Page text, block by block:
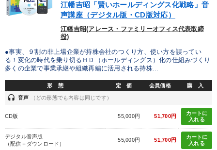
江幡吉昭「賢いホールディングス化戦略」音
声講座（デジタル版・CD版対応）
江幡吉昭(アレース・ファミリーオフィス代表取締
役)
●事実、９割の非上場企業が持株会社のつくり方、使い方を誤ってい
る！変化の時代を乗り切るＨＤ（ホールディングス）化の仕組みづくり
多くの企業で事業承継や組織再編に活用される持株...
形 態 定 価 会員価格 購 入
headset 音声 （どの形態でも内容は同じです）
CD版 55,000円 51,700円
カートに
入れる
デジタル音声版
（配信＋ダウンロード）
55,000円 51,700円
カートに
入れる